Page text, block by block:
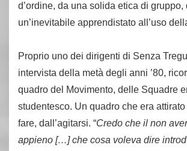
d’ordine, da una solida etica di gruppo,
un’inevitabile apprendistato all’uso
Proprio uno dei dirigenti di Senza
intervista della metà degli anni ’80,
quadro del Movimento, delle Squadre
studentesco. Un quadro che era attirato
fare, dall’agitarsi. “Credo che il non
appieno […] che cosa voleva dire